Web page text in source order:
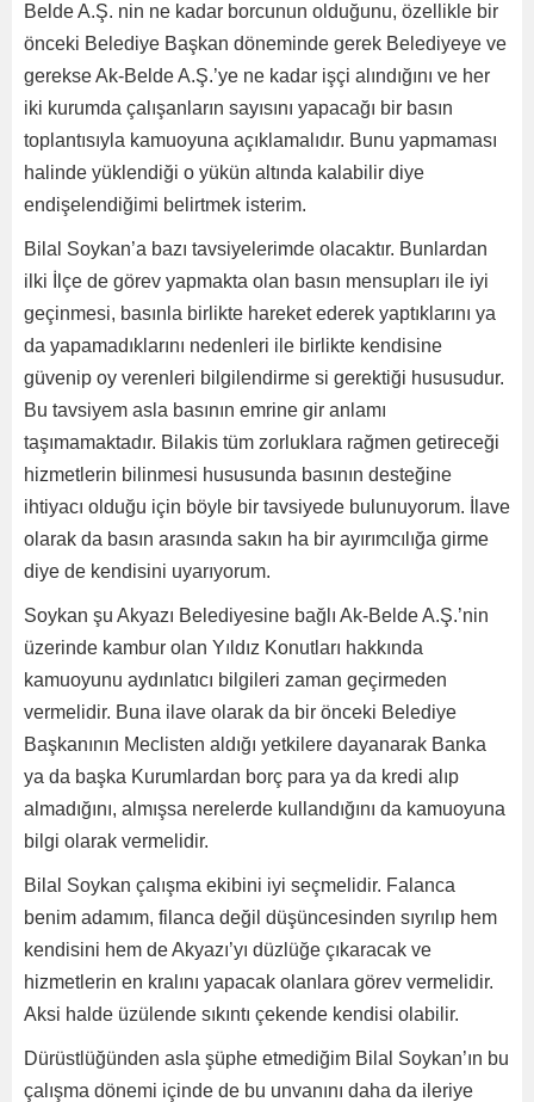
Belde A.Ş. nin ne kadar borcunun olduğunu, özellikle bir
önceki Belediye Başkan döneminde gerek Belediyeye ve
gerekse Ak-Belde A.Ş.’ye ne kadar işçi alındığını ve her
iki kurumda çalışanların sayısını yapacağı bir basın
toplantısıyla kamuoyuna açıklamalıdır. Bunu yapmaması
halinde yüklendiği o yükün altında kalabilir diye
endişelendiğimi belirtmek isterim.
Bilal Soykan’a bazı tavsiyelerimde olacaktır. Bunlardan
ilki İlçe de görev yapmakta olan basın mensupları ile iyi
geçinmesi, basınla birlikte hareket ederek yaptıklarını ya
da yapamadıklarını nedenleri ile birlikte kendisine
güvenip oy verenleri bilgilendirme si gerektiği hususudur.
Bu tavsiyem asla basının emrine gir anlamı
taşımamaktadır. Bilakis tüm zorluklara rağmen getireceği
hizmetlerin bilinmesi hususunda basının desteğine
ihtiyacı olduğu için böyle bir tavsiyede bulunuyorum. İlave
olarak da basın arasında sakın ha bir ayırımcılığa girme
diye de kendisini uyarıyorum.
Soykan şu Akyazı Belediyesine bağlı Ak-Belde A.Ş.’nin
üzerinde kambur olan Yıldız Konutları hakkında
kamuoyunu aydınlatıcı bilgileri zaman geçirmeden
vermelidir. Buna ilave olarak da bir önceki Belediye
Başkanının Meclisten aldığı yetkilere dayanarak Banka
ya da başka Kurumlardan borç para ya da kredi alıp
almadığını, almışsa nerelerde kullandığını da kamuoyuna
bilgi olarak vermelidir.
Bilal Soykan çalışma ekibini iyi seçmelidir. Falanca
benim adamım, filanca değil düşüncesinden sıyrılıp hem
kendisini hem de Akyazı’yı düzlüğe çıkaracak ve
hizmetlerin en kralını yapacak olanlara görev vermelidir.
Aksi halde üzülende sıkıntı çekende kendisi olabilir.
Dürüstlüğünden asla şüphe etmediğim Bilal Soykan’ın bu
çalışma dönemi içinde de bu unvanını daha da ileriye